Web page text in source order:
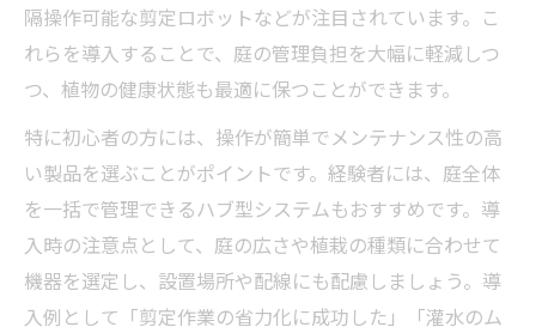
隔操作可能な剪定ロボットなどが注目されています。こ
れらを導入することで、庭の管理負担を大幅に軽減しつ
つ、植物の健康状態も最適に保つことができます。
特に初心者の方には、操作が簡単でメンテナンス性の高
い製品を選ぶことがポイントです。経験者には、庭全体
を一括で管理できるハブ型システムもおすすめです。導
入時の注意点として、庭の広さや植栽の種類に合わせて
機器を選定し、設置場所や配線にも配慮しましょう。導
入例として「剪定作業の省力化に成功した」「灌水のム